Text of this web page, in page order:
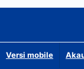
Versi mobile